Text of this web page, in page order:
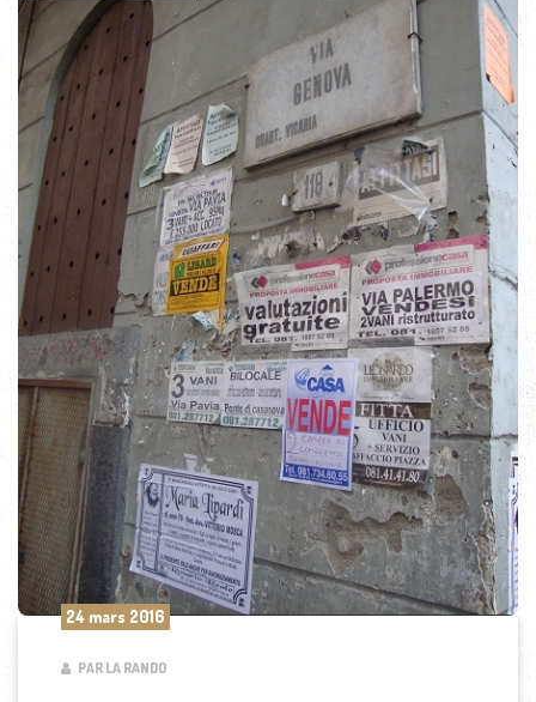
24 mars 2016
PAR LA RANDO